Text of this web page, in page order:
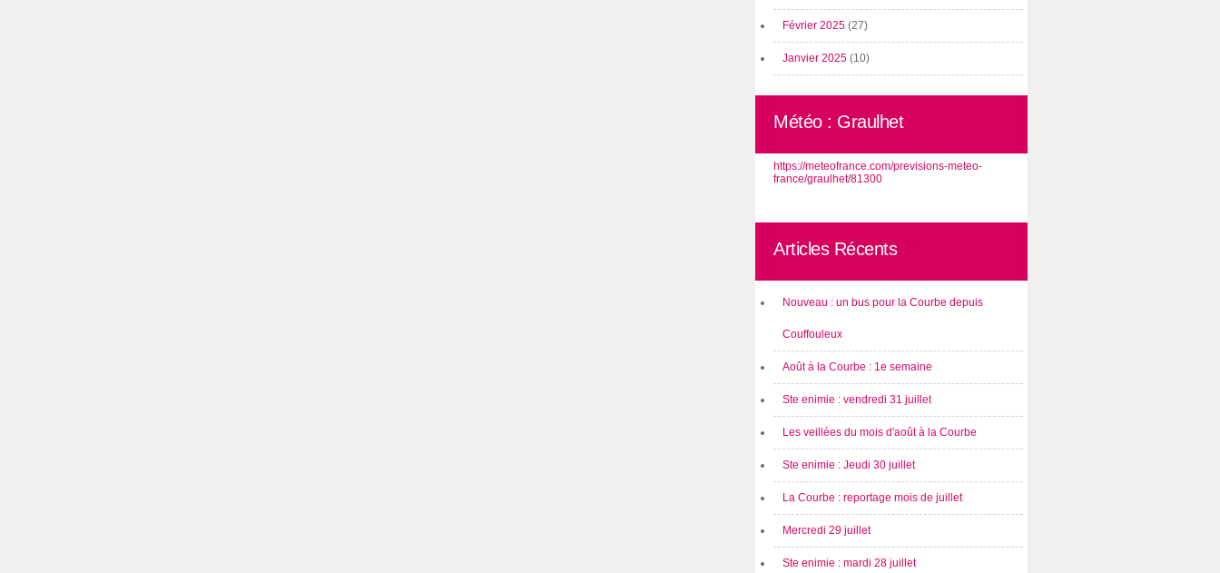
Février 2025 (27)
Janvier 2025 (10)
Météo : Graulhet
https://meteofrance.com/previsions-meteo-
france/graulhet/81300
Articles Récents
Nouveau : un bus pour la Courbe depuis
Couffouleux
Août à la Courbe : 1e semaine
Ste enimie : vendredi 31 juillet
Les veillées du mois d'août à la Courbe
Ste enimie : Jeudi 30 juillet
La Courbe : reportage mois de juillet
Mercredi 29 juillet
Ste enimie : mardi 28 juillet